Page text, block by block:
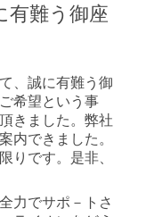
難う御座
、誠に有難う御
希望という事
きました。弊社
内できました。
りです。是非、
力でサポ－トさ